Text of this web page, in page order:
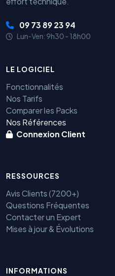
09 73 89 23 94
Lun-Ven: 9h30 - 18h00
LE LOGICIEL
Fonctionnalités
Nos Tarifs
Comparer les Packs
Nos Références
Connexion Client
RESSOURCES
Avis Clients (7200+)
Questions Fréquentes
Contacter un Expert
Mises à jour & Évolutions
INFORMATIONS